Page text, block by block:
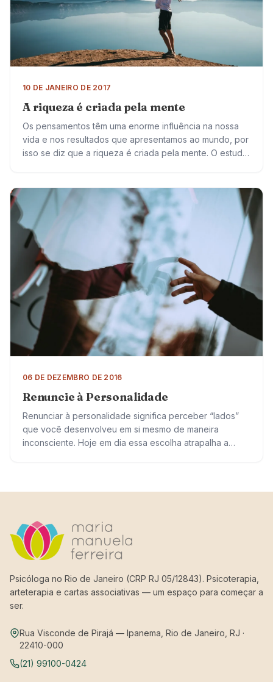
10 DE JANEIRO DE 2017
A riqueza é criada pela mente
Os pensamentos têm uma enorme influência na nossa
vida e nos resultados que apresentamos ao mundo, por
isso se diz que a riqueza é criada pela mente. O estudo
06 DE DEZEMBRO DE 2016
Renuncie à Personalidade
Renunciar à personalidade significa perceber “lados”
que você desenvolveu em si mesmo de maneira
inconsciente. Hoje em dia essa escolha atrapalha a
Psicóloga no Rio de Janeiro (CRP RJ 05/12843). Psicoterapia,
arteterapia e cartas associativas — um espaço para começar a
ser.
Rua Visconde de Pirajá — Ipanema, Rio de Janeiro, RJ ·
22410-000
(21) 99100-0424